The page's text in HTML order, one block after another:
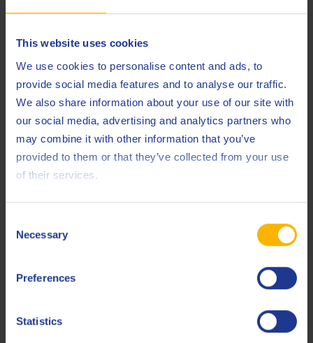
This website uses cookies
We use cookies to personalise content and ads, to
provide social media features and to analyse our traffic.
We also share information about your use of our site with
our social media, advertising and analytics partners who
may combine it with other information that you’ve
provided to them or that they’ve collected from your use
of their services.
Selection
Necessary
Preferences
Statistics
прочитана